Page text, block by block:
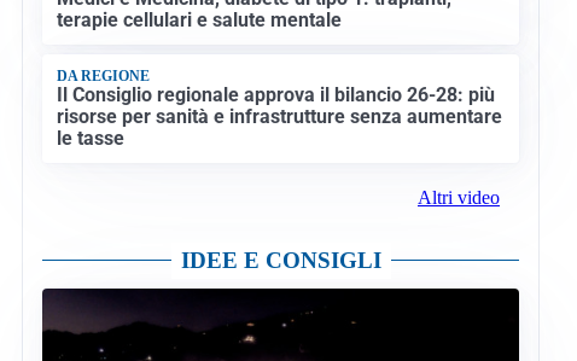
terapie cellulari e salute mentale
DA REGIONE
Il Consiglio regionale approva il bilancio 26-28: più
risorse per sanità e infrastrutture senza aumentare
le tasse
Altri video
IDEE E CONSIGLI